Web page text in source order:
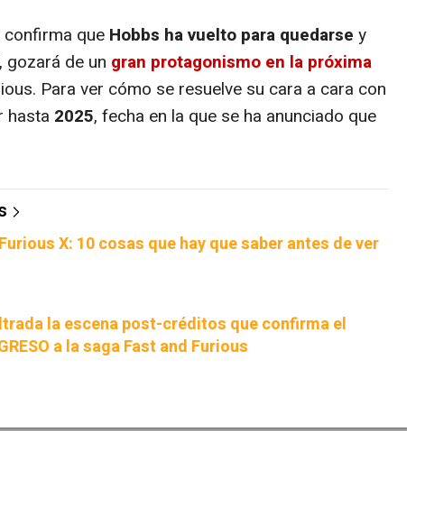
que Hobbs ha vuelto para quedarse y
gozará de un gran protagonismo en la próxima
Para ver cómo se resuelve su cara a cara con
hasta 2025, fecha en la que se ha anunciado que
X: 10 cosas que hay que saber antes de ver
la escena post-créditos que confirma el
a la saga Fast and Furious